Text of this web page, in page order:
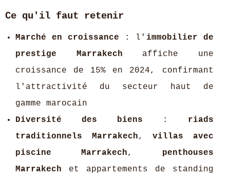
Ce qu'il faut retenir
Marché en croissance : l' immobilier de
prestige Marrakech affiche une
croissance de 15% en 2024, confirmant
l'attractivité du secteur haut de
gamme marocain
Diversité des biens : riads
traditionnels Marrakech,villas avec
piscine Marrakech, penthouses
Marrakech et appartements de standing